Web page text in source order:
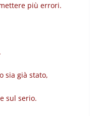
più errori.
sia già stato,
sul serio.